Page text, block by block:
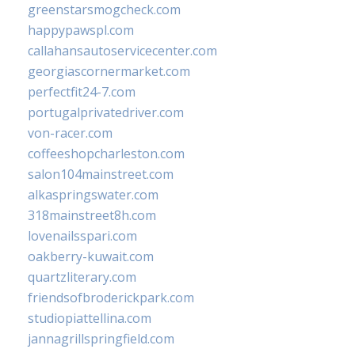
greenstarsmogcheck.com
happypawspl.com
callahansautoservicecenter.com
georgiascornermarket.com
perfectfit24-7.com
portugalprivatedriver.com
von-racer.com
coffeeshopcharleston.com
salon104mainstreet.com
alkaspringswater.com
318mainstreet8h.com
lovenailsspari.com
oakberry-kuwait.com
quartzliterary.com
friendsofbroderickpark.com
studiopiattellina.com
jannagrillspringfield.com